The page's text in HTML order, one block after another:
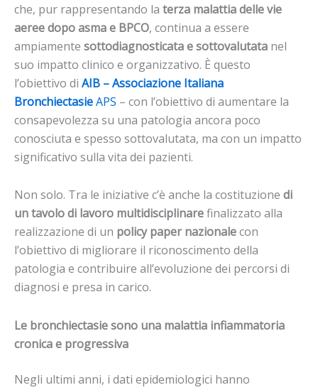
che, pur rappresentando la terza malattia delle vie
aeree dopo asma e BPCO, continua a essere
ampiamente sottodiagnosticata e sottovalutata nel
suo impatto clinico e organizzativo. È questo
l’obiettivo di AIB – Associazione Italiana
BronchiectasieAPS – con l’obiettivo di aumentare la
consapevolezza su una patologia ancora poco
conosciuta e spesso sottovalutata, ma con un impatto
significativo sulla vita dei pazienti.
Non solo. Tra le iniziative c’è anche la costituzione di
un tavolo di lavoro multidisciplinarefinalizzato alla
realizzazione di un policy paper nazionalecon
l’obiettivo di migliorare il riconoscimento della
patologia e contribuire all’evoluzione dei percorsi di
diagnosi e presa in carico.
Le bronchiectasie sono una malattia infiammatoria
cronica e progressiva
Negli ultimi anni, i dati epidemiologici hanno